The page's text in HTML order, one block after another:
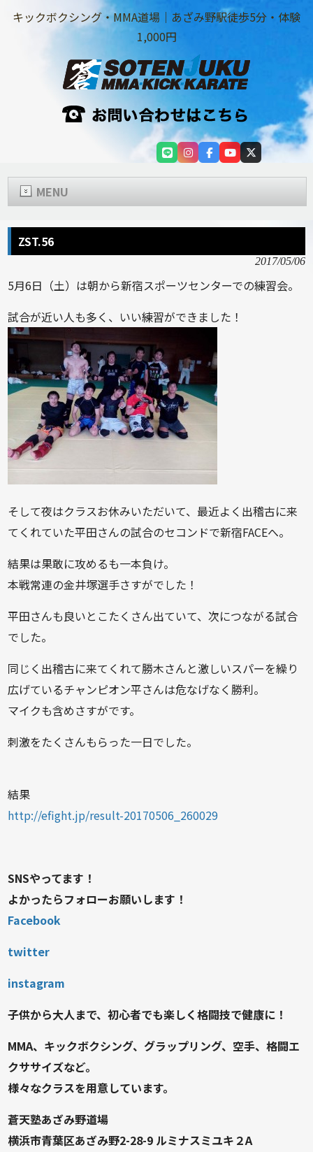
キックボクシング・MMA道場｜あざみ野駅徒歩5分・体験
1,000円
MENU
ZST.56
2017/05/06
5月6日（土）は朝から新宿スポーツセンターでの練習会。
試合が近い人も多く、いい練習ができました！
そして夜はクラスお休みいただいて、最近よく出稽古に来
てくれていた平田さんの試合のセコンドで新宿FACEへ。
結果は果敢に攻めるも一本負け。
本戦常連の金井塚選手さすがでした！
平田さんも良いとこたくさん出ていて、次につながる試合
でした。
同じく出稽古に来てくれて勝木さんと激しいスパーを繰り
広げているチャンピオン平さんは危なげなく勝利。
マイクも含めさすがです。
刺激をたくさんもらった一日でした。
結果
http://efight.jp/result-20170506_260029
SNSやってます！
よかったらフォローお願いします！
Facebook
twitter
instagram
子供から大人まで、初心者でも楽しく格闘技で健康に！
MMA、キックボクシング、グラップリング、空手、格闘エ
クササイズなど。
様々なクラスを用意しています。
蒼天塾あざみ野道場
横浜市青葉区あざみ野2-28-9 ルミナスミユキ２A